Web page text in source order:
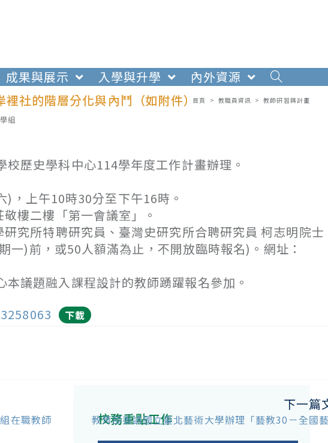
成果與展示 入學與升學
內外資源
社的階層分化與內鬥（如附件）首頁 > 教職員資訊 > 教師研習與計畫
組
歷史學科中心114學年度工作計畫辦理。
上午10時30分至下午16時。
二樓「第一會議室」。
所特聘研究員、臺灣史研究所合聘研究員 柯志明院士
)前，或50人額滿為止，不開放臨時報名)。網址：
議題融入課程設計的教師踴躍報名參加。
下載
在職教師
下一篇
教育部委請國立臺北藝術大學辦理「藝教30－全國
校務重點工作